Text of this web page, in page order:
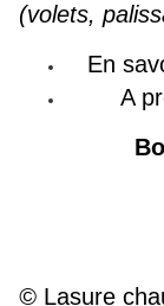
(volets,
En
A
© Lasure